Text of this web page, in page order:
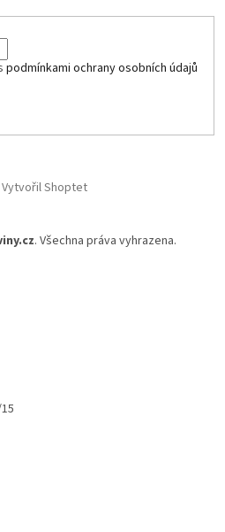
podmínkami ochrany osobních údajů
Vytvořil Shoptet
. Všechna práva vyhrazena.